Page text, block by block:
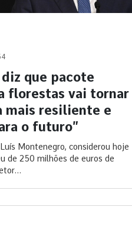
que pacote
florestas vai tornar
mais resiliente e
o futuro”
Montenegro, considerou hoje
de 250 milhões de euros de